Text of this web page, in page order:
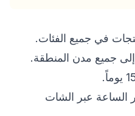
في جميع الفئات.
جميع مدن المنطقة.
الساعة عبر الشات